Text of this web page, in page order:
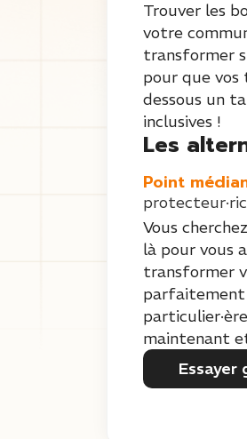
Trouver les
votre
transformer
pour que
dessous un
inclusives !
Les
Point
Vous
là pour vous
transformer
parfaitement
maintenant